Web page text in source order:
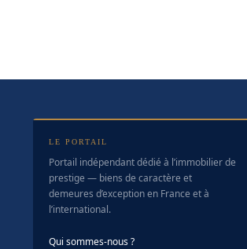
LE PORTAIL
Portail indépendant dédié à l’immobilier de
prestige — biens de caractère et
demeures d’exception en France et à
l’international.
Qui sommes-nous ?